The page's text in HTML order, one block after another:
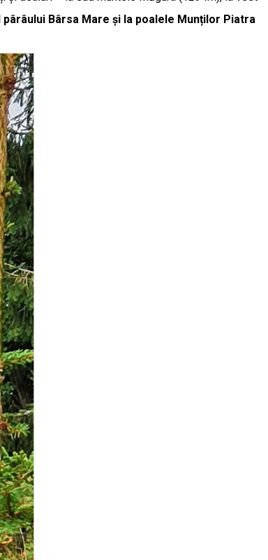
Bârsa Mare și la poalele Munților Piatra